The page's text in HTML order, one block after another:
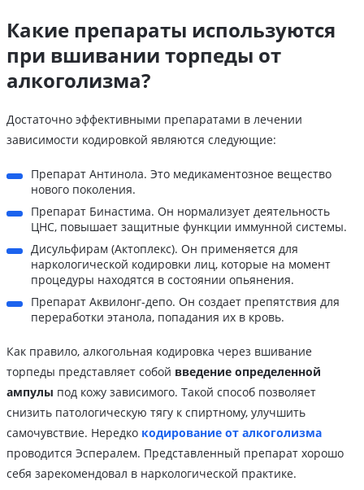
Какие препараты используются
при вшивании торпеды от
алкоголизма?
Достаточно эффективными препаратами в лечении
зависимости кодировкой являются следующие:
Препарат Антинола. Это медикаментозное вещество
нового поколения.
Препарат Бинастима. Он нормализует деятельность
ЦНС, повышает защитные функции иммунной системы.
Дисульфирам (Актоплекс). Он применяется для
наркологической кодировки лиц, которые на момент
процедуры находятся в состоянии опьянения.
Препарат Аквилонг-депо. Он создает препятствия для
переработки этанола, попадания их в кровь.
Как правило, алкогольная кодировка через вшивание
торпеды представляет собой введение определенной
ампулы под кожу зависимого. Такой способ позволяет
снизить патологическую тягу к спиртному, улучшить
самочувствие. Нередко кодирование от алкоголизма
проводится Эспералем. Представленный препарат хорошо
себя зарекомендовал в наркологической практике.